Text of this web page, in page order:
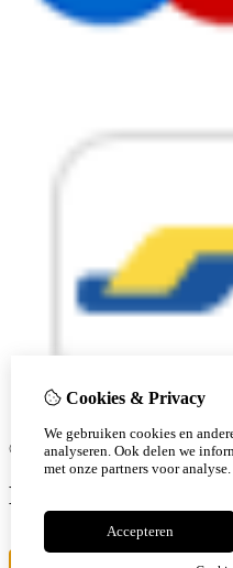
© Copyright 2026 |
Cookies & Privacy
We gebruiken cookies en
analyseren. Ook delen we
met onze partners voor analyse.
Accepteren
Ben je 18 of ouder?